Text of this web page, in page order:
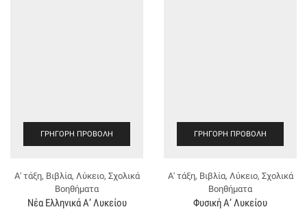
ΓΡΉΓΟΡΗ ΠΡΟΒΟΛΉ
Α' τάξη, Βιβλία, Λύκειο, Σχολικά
Βοηθήματα
Νέα Ελληνικά Α’ Λυκείου
ΓΡΉΓΟΡΗ ΠΡΟΒΟΛΉ
Α' τάξη, Βιβλία, Λύκειο, Σχολικά
Βοηθήματα
Φυσική Α’ Λυκείου